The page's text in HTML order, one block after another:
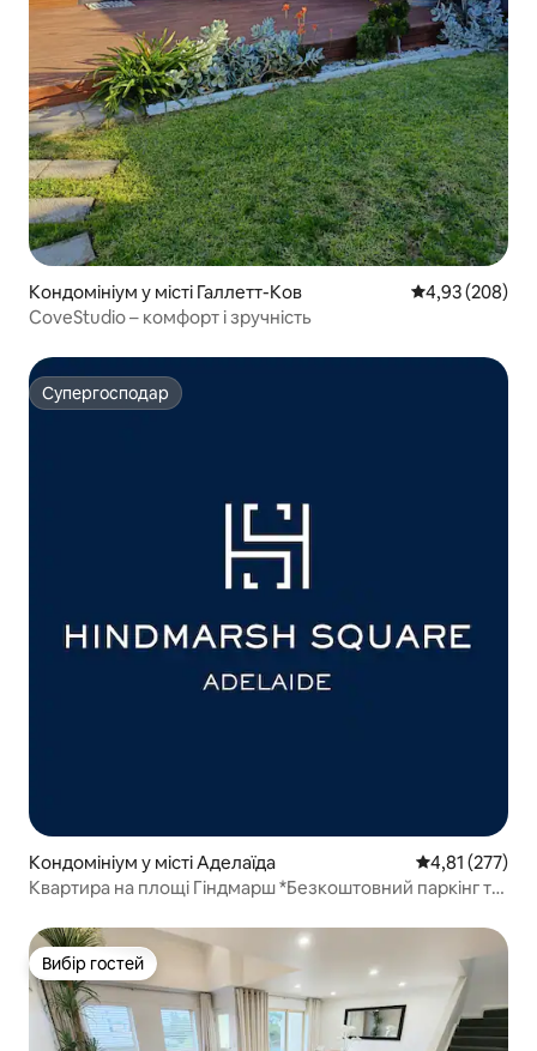
Кондомініум у місті Галлетт-Ков Середня
4,93 (208)
CoveStudio – комфорт і зручність
Супергосподар
Супергосподар
Кондомініум у місті Аделаїда Середня
4,81 (277)
Квартира на площі Гіндмарш *Безкоштовний паркінг та
Вибір гостей
Вибір гостей